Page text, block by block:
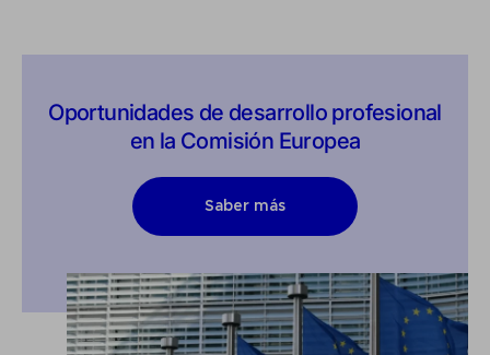
Oportunidades de desarrollo profesional
en la Comisión Europea
Saber más